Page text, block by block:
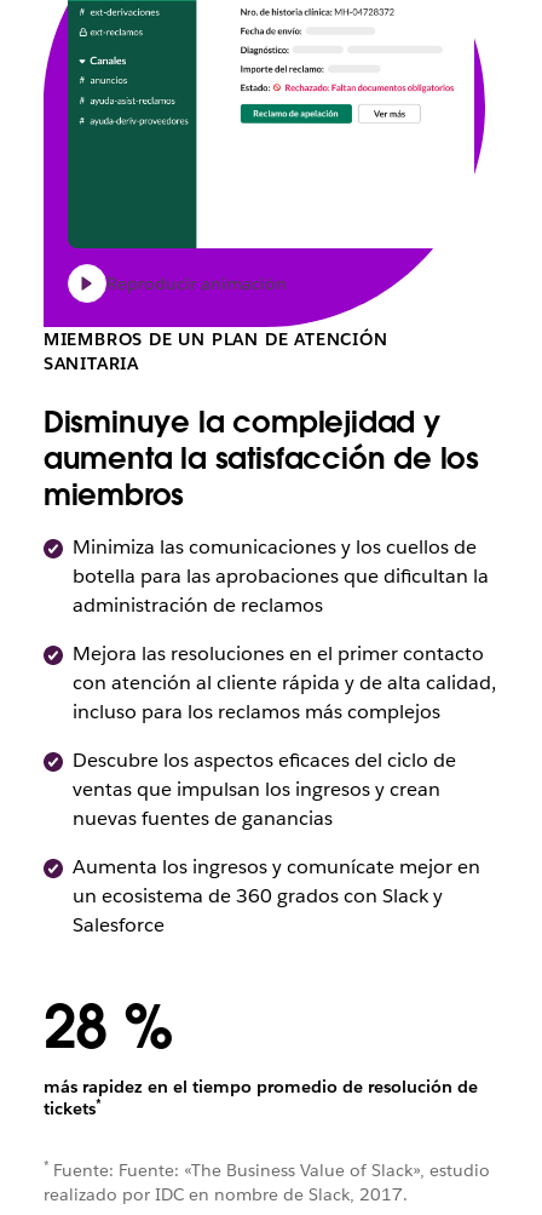
Reproducir animación
MIEMBROS DE UN PLAN DE ATENCIÓN
SANITARIA
Disminuye la complejidad y
aumenta la satisfacción de los
miembros
Minimiza las comunicaciones y los cuellos de
botella para las aprobaciones que dificultan la
administración de reclamos
Mejora las resoluciones en el primer contacto
con atención al cliente rápida y de alta calidad,
incluso para los reclamos más complejos
Descubre los aspectos eficaces del ciclo de
ventas que impulsan los ingresos y crean
nuevas fuentes de ganancias
Aumenta los ingresos y comunícate mejor en
un ecosistema de 360 grados con Slack y
Salesforce
28 %
más rapidez en el tiempo promedio de resolución de
tickets*
* Fuente: Fuente: «The Business Value of Slack», estudio
realizado por IDC en nombre de Slack, 2017.